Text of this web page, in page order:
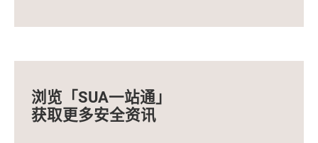
浏览「SUA一站通」
获取更多安全资讯